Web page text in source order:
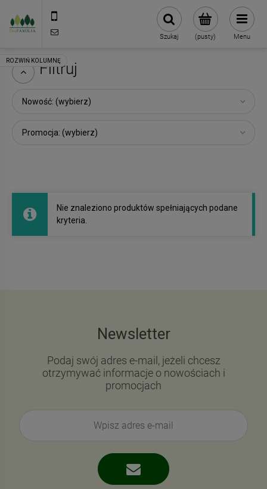
(pusty)
Szukaj Menu
Filtruj
Nowość: (wybierz)
Promocja: (wybierz)
Nie znaleziono produktów spełniających podane
kryteria.
Newsletter
Podaj swój adres e-mail, jeżeli chcesz
otrzymywać informacje o nowościach i
promocjach